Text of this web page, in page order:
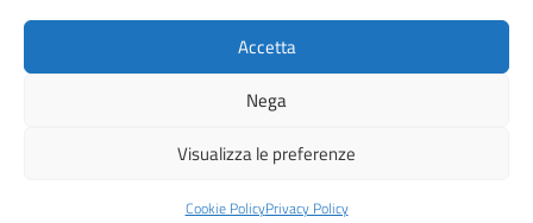
Accetta
Nega
Visualizza le preferenze
Cookie PolicyPrivacy Policy
Conto Tesoreria
CODICE TESORERIA: TU-421-0310110
IBAN: IT 84 E 01000 04306 TU0000017891
Idea e progetto di Designers Italia